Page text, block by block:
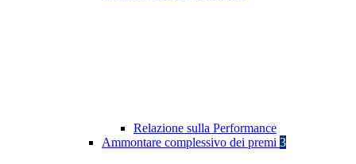
Relazione sulla Performance
Ammontare complessivo dei premi 3